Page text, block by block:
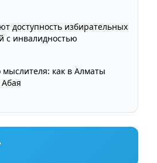
доступность избирательных
с инвалидностью
мыслителя: как в Алматы